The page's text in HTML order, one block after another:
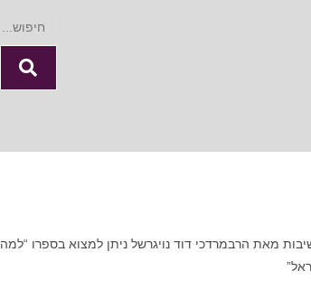
מאת הרבמרדכי דוד נויגרשל ניתן למצוא בספרו “למה